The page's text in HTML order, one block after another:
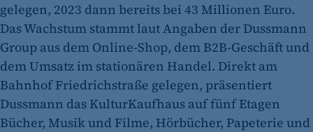
gelegen, 2023 dann bereits bei 43 Millionen Euro.
Das Wachstum stammt laut Angaben der Dussmann
Group aus dem Online-Shop, dem B2B-Geschäft und
dem Umsatz im stationären Handel. Direkt am
Bahnhof Friedrichstraße gelegen, präsentiert
Dussmann das KulturKaufhaus auf fünf Etagen
Bücher, Musik und Filme, Hörbücher, Papeterie und